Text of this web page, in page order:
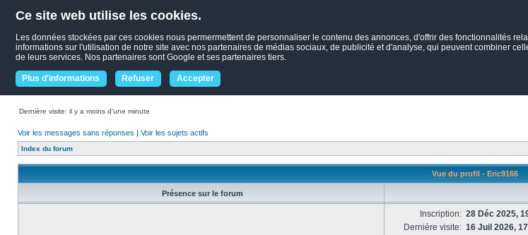
Ce site web utilise les cookies.
Les données stockées par ces cookies nous permermettent de personnaliser le contenu des annonces, d'offrir des fonctionnalités
informations sur l'utilisation de notre site avec nos partenaires de médias sociaux, de publicité et d'analyse, qui peuvent combiner
de leurs services. Nos partenaires sont Google et ses partenaires tiers.
Plus d'informations Refuser Accepter
Dernière visite: il y a moins d’une minute
Voir les messages sans réponses | Voir les sujets actifs
Index du forum
Vue du profil - Eric9166
Présence sur le forum
Inscription: 28 Déc 2025,
Dernière visite: 16 Juil 2026,